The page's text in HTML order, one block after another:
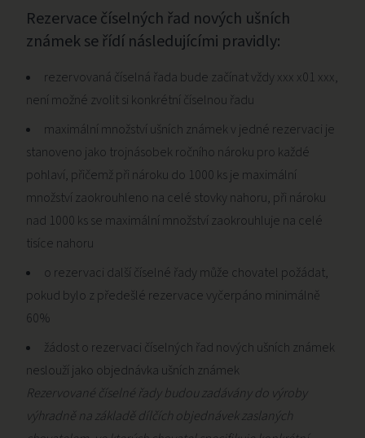
Rezervace číselných řad nových ušních
známek se řídí následujícími pravidly:
rezervovaná číselná řada bude začínat vždy xxx x01 xxx,
není možné zvolit si konkrétní číselnou řadu
maximální množství ušních známek v jedné rezervaci je
stanoveno jako trojnásobek ročního nároku pro každé
pohlaví, přičemž při nároku do 1000 ks je maximální
množství zaokrouhleno na celé stovky nahoru, při nároku
nad 1000 ks se maximální množství zaokrouhluje na celé
tisíce nahoru
o rezervaci další číselné řady může chovatel požádat,
pokud bylo z předešlé rezervace vyčerpáno minimálně
60%
žádost o rezervaci číselných řad nových ušních známek
neslouží jako objednávka ušních známek
Rezervované číselné řady budou zadávány do výroby
výhradně na základě dílčích objednávek zaslaných